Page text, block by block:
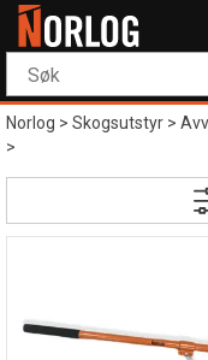
Norlog>Skogsutstyr>
>